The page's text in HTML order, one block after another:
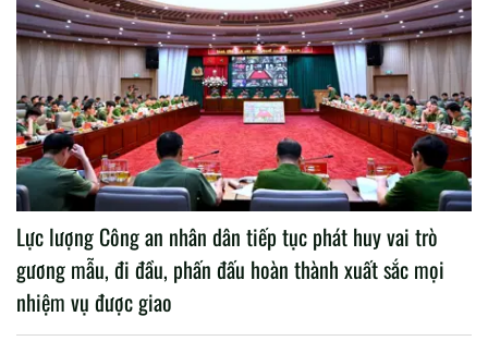
Lực lượng Công an nhân dân tiếp tục phát huy vai trò
gương mẫu, đi đầu, phấn đấu hoàn thành xuất sắc mọi
nhiệm vụ được giao